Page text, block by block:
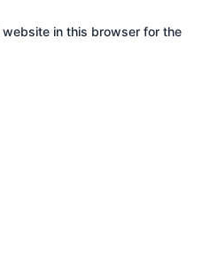
website in this browser for the